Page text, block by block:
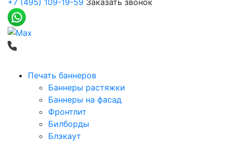
Печать баннеров
Баннеры растяжки
Баннеры на фасад
Фронтлит
Билборды
Блэкаут